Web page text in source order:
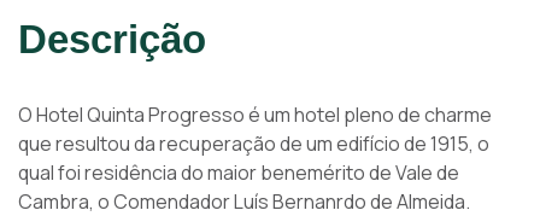
Descrição
O Hotel Quinta Progresso é um hotel pleno de charme
que resultou da recuperação de um edifício de 1915, o
qual foi residência do maior benemérito de Vale de
Cambra, o Comendador Luís Bernanrdo de Almeida.